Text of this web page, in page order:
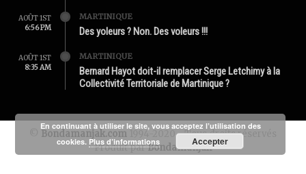
AOÛT 1ST
6:56 PM
MARTINIQUE
Des yoleurs ? Non. Des voleurs !!!
AOÛT 1ST
8:35 AM
MARTINIQUE
Bernard Hayot doit-il remplacer Serge Letchimy à la
Collectivité Territoriale de Martinique ?
Bondamanjak.com 1994-2020 - Tous droits réservés
Produit parBondamanjak
En continuant à utiliser le site, vous acceptez l’utilisation des
cookies. Plus d’informations Accepter